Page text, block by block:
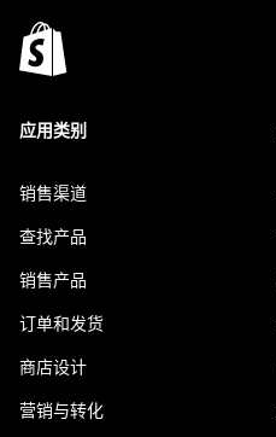
应用类别
销售渠道
查找产品
销售产品
订单和发货
商店设计
营销与转化